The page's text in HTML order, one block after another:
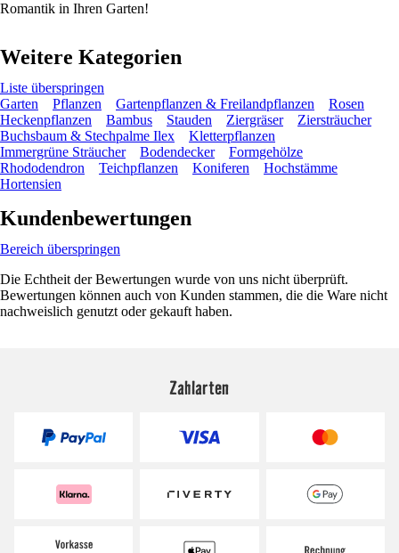
Romantik in Ihren Garten!
Weitere Kategorien
Liste überspringen
Garten
Pflanzen Gartenpflanzen & Freilandpflanzen
Rosen
Heckenpflanzen
Bambus Stauden Ziergräser
Ziersträucher
Buchsbaum & Stechpalme Ilex
Kletterpflanzen
Immergrüne Sträucher
Bodendecker
Formgehölze
Rhododendron
Teichpflanzen Koniferen
Hochstämme
Hortensien
Kundenbewertungen
Bereich überspringen
Die Echtheit der Bewertungen wurde von uns nicht überprüft.
Bewertungen können auch von Kunden stammen, die die Ware nicht
nachweislich genutzt oder gekauft haben.
Zahlarten